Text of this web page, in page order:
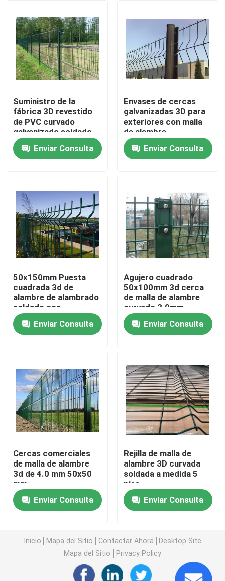
Inicio
Productos
Videos
Sobre nosotros
Visita a la fábrica
Control de Calidad
Contacto
Solicitar una cotización
cercado de la malla soldada con autógena
Cercado de la palizada del metal
Cercado de malla 358
cerca temporal
Barreras del control de multitudes
Alambrada Mesh Fencing
Malla metálica ampliada
Suministro de la
fábrica 3D revestido
de PVC curvado
galvanizado soldado
malla de alambre
privacidad Jardín
panel de cerca de
Enviar Consulta
Envases de cercas
galvanizadas 3D para
exteriores con malla
de alambre
Enviar Consulta
50x150mm Puesta
cuadrada 3d de
alambre de alambrado
soldado con
recubrimiento en
polvoEnviar Consulta
Agujero cuadrado
50x100mm 3d cerca
de malla de alambre
curvado 3.0mm
Enviar Consulta
Cercas comerciales
de malla de alambre
3d de 4.0 mm 50x50
mm
Enviar Consulta
Rejilla de malla de
alambre 3D curvada
soldada a medida 5
pies
Enviar Consulta
Inicio Mapa del Sitio Contactar Ahora
Desktop Site
Mapa del Sitio
Privacy Policy